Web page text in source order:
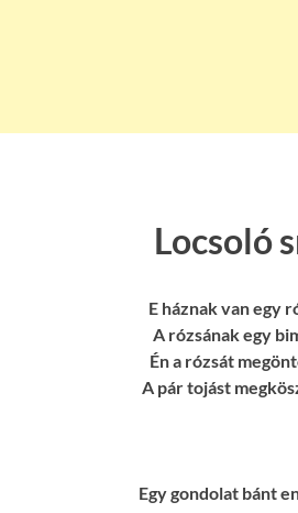
Locsoló
E háznak van egy
A rózsának egy
Én a rózsát
A pár tojást
Egy gondolat bánt